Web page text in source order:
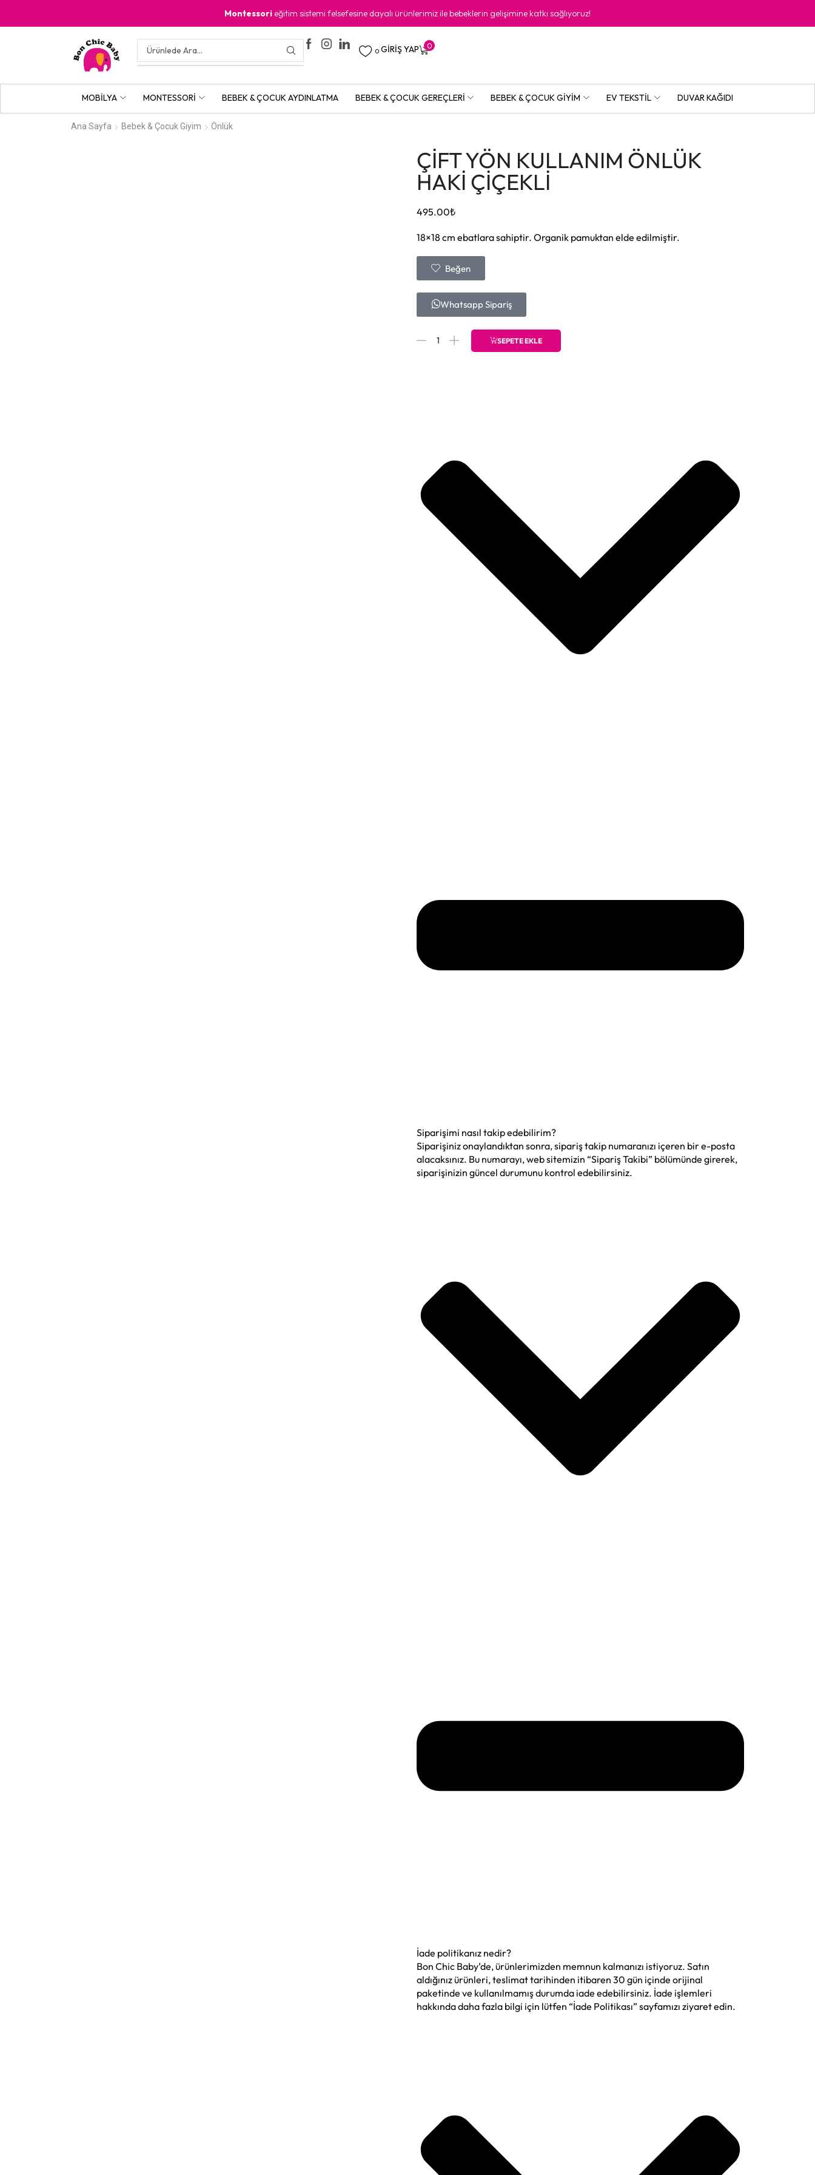
Montessori eğitim sistemi felsefesine dayalı ürünlerimiz ile bebeklerin gelişimine katkı sağlıyoruz!
0 GIRIŞ YAP 0
MOBILYA MONTESSORI BEBEK & ÇOCUK AYDINLATMA BEBEK & ÇOCUK GEREÇLERI BEBEK & ÇOCUK GIYIM EV TEKSTIL DUVAR KAĞIDI
Ana Sayfa Bebek & Çocuk Giyim Önlük
ÇİFT YÖN KULLANIM ÖNLÜK
HAKİ ÇİÇEKLİ
495.00₺
18×18 cm ebatlara sahiptir. Organik pamuktan elde edilmiştir.
Beğen
Whatsapp Sipariş
SEPETE EKLE
Siparişimi nasıl takip edebilirim?
Siparişiniz onaylandıktan sonra, sipariş takip numaranızı içeren bir e-posta
alacaksınız. Bu numarayı, web sitemizin “Sipariş Takibi” bölümünde girerek,
siparişinizin güncel durumunu kontrol edebilirsiniz.
İade politikanız nedir?
Bon Chic Baby’de, ürünlerimizden memnun kalmanızı istiyoruz. Satın
aldığınız ürünleri, teslimat tarihinden itibaren 30 gün içinde orijinal
paketinde ve kullanılmamış durumda iade edebilirsiniz. İade işlemleri
hakkında daha fazla bilgi için lütfen “İade Politikası” sayfamızı ziyaret edin.